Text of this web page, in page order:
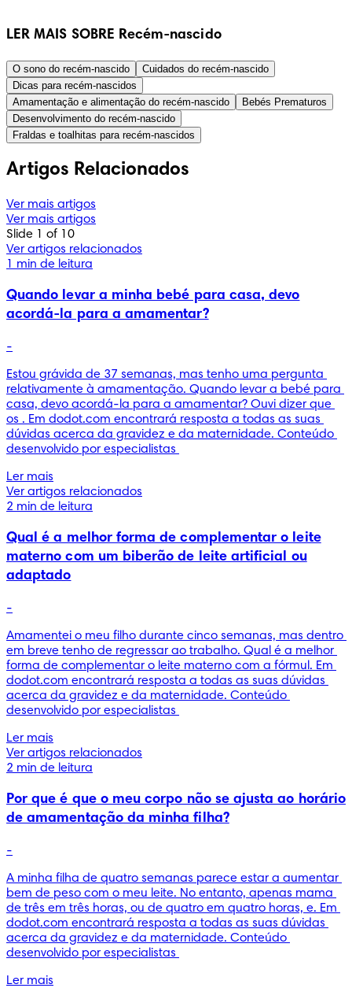
LER MAIS SOBRE Recém-nascido
O sono do recém-nascido
Cuidados do recém-nascido
Dicas para recém-nascidos
Amamentação e alimentação do recém-nascido
Bebés Prematuros
Desenvolvimento do recém-nascido
Fraldas e toalhitas para recém-nascidos
Artigos Relacionados
Ver mais artigos
Ver mais artigos
Slide 1 of 10
Ver artigos relacionados
1 min de leitura
Quando levar a minha bebé para casa, devo
acordá-la para a amamentar?
-
Estou grávida de 37 semanas, mas tenho uma pergunta
relativamente à amamentação. Quando levar a bebé para
casa, devo acordá-la para a amamentar? Ouvi dizer que
os . Em dodot.com encontrará resposta a todas as suas
dúvidas acerca da gravidez e da maternidade. Conteúdo
desenvolvido por especialistas
Ler mais
Ver artigos relacionados
2 min de leitura
Qual é a melhor forma de complementar o leite
materno com um biberão de leite artificial ou
adaptado
-
Amamentei o meu filho durante cinco semanas, mas dentro
em breve tenho de regressar ao trabalho. Qual é a melhor
forma de complementar o leite materno com a fórmul. Em
dodot.com encontrará resposta a todas as suas dúvidas
acerca da gravidez e da maternidade. Conteúdo
desenvolvido por especialistas
Ler mais
Ver artigos relacionados
2 min de leitura
Por que é que o meu corpo não se ajusta ao horário
de amamentação da minha filha?
-
A minha filha de quatro semanas parece estar a aumentar
bem de peso com o meu leite. No entanto, apenas mama
de três em três horas, ou de quatro em quatro horas, e. Em
dodot.com encontrará resposta a todas as suas dúvidas
acerca da gravidez e da maternidade. Conteúdo
desenvolvido por especialistas
Ler mais